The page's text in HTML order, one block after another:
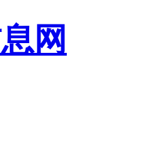
网